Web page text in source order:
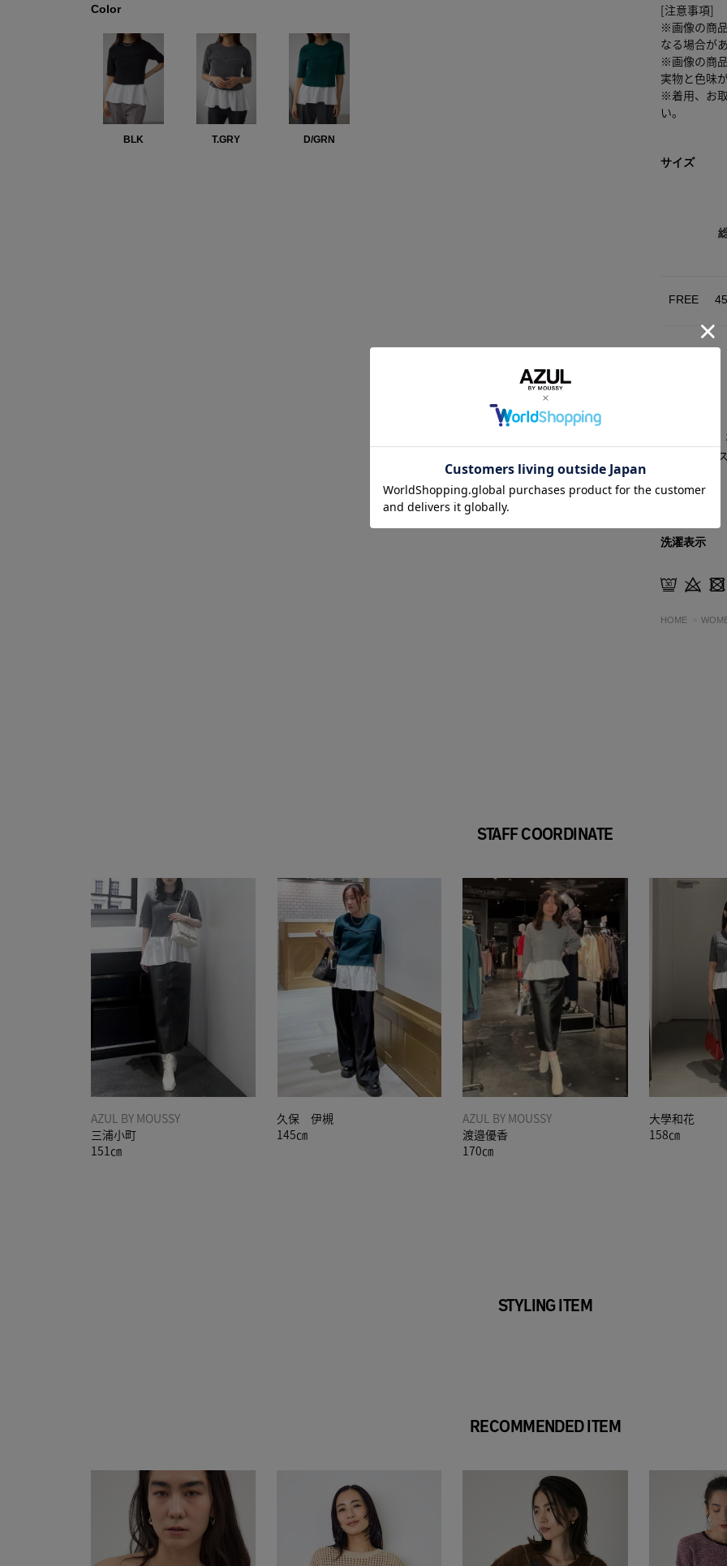
Color
BLK T.GRY D/GRN
[注意事項]
※画像の商
なる場合が
※画像の商
実物と色味
※着用、お
い。
サイズ
FREE
〔ニット
分)ポリエ
洗濯表示
HOME
STAFF COORDINATE
AZUL BY MOUSSY
三浦小町
151㎝
久保 伊槻
145㎝
AZUL BY MOUSSY
渡邉優香
170㎝
大學和花
158㎝
STYLING ITEM
RECOMMENDED ITEM